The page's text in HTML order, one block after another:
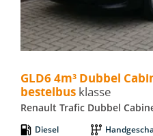
GLD6 4m³ Dubbel
bestelbus klasse
Renault Trafic Dubbel
Diesel